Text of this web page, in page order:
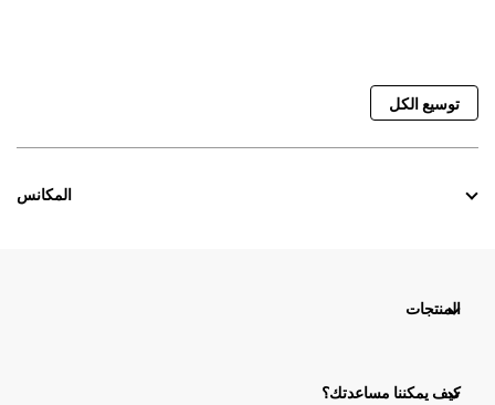
توسيع الكل
المكانس
المنتجات
كيف يمكننا مساعدتك؟